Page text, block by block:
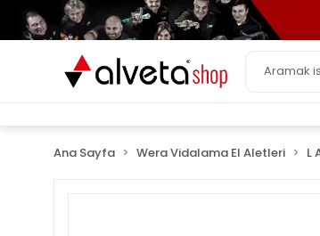
Ana Sayfa Wera Vidalama El Aletleri L